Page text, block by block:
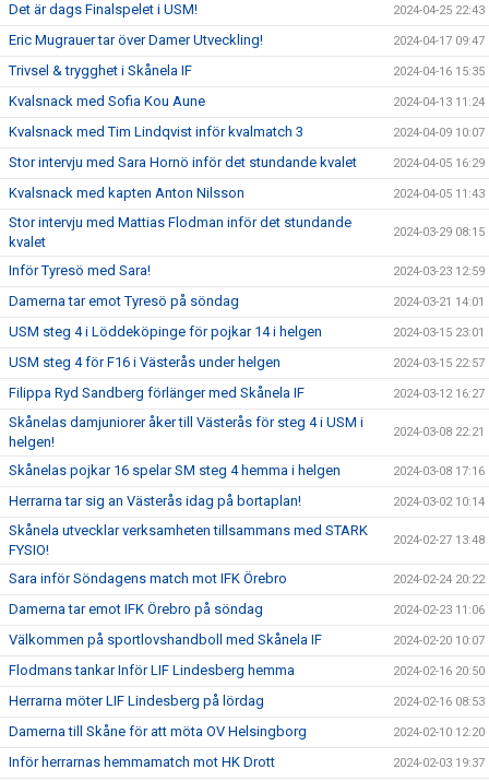
Det är dags Finalspelet i USM! 2024-04-25 22:43
Eric Mugrauer tar över Damer Utveckling! 2024-04-17 09:47
Trivsel & trygghet i Skånela IF 2024-04-16 15:35
Kvalsnack med Sofia Kou Aune 2024-04-13 11:24
Kvalsnack med Tim Lindqvist inför kvalmatch 3 2024-04-09 10:07
Stor intervju med Sara Hornö inför det stundande kvalet 2024-04-05 16:29
Kvalsnack med kapten Anton Nilsson 2024-04-05 11:43
Stor intervju med Mattias Flodman inför det stundande
kvalet
2024-03-29 08:15
Inför Tyresö med Sara! 2024-03-23 12:59
Damerna tar emot Tyresö på söndag 2024-03-21 14:01
USM steg 4 i Löddeköpinge för pojkar 14 i helgen 2024-03-15 23:01
USM steg 4 för F16 i Västerås under helgen 2024-03-15 22:57
Filippa Ryd Sandberg förlänger med Skånela IF 2024-03-12 16:27
Skånelas damjuniorer åker till Västerås för steg 4 i USM i
helgen!
2024-03-08 22:21
Skånelas pojkar 16 spelar SM steg 4 hemma i helgen 2024-03-08 17:16
Herrarna tar sig an Västerås idag på bortaplan! 2024-03-02 10:14
Skånela utvecklar verksamheten tillsammans med STARK
FYSIO!
2024-02-27 13:48
Sara inför Söndagens match mot IFK Örebro 2024-02-24 20:22
Damerna tar emot IFK Örebro på söndag 2024-02-23 11:06
Välkommen på sportlovshandboll med Skånela IF 2024-02-20 10:07
Flodmans tankar Inför LIF Lindesberg hemma 2024-02-16 20:50
Herrarna möter LIF Lindesberg på lördag 2024-02-16 08:53
Damerna till Skåne för att möta OV Helsingborg 2024-02-10 12:20
Inför herrarnas hemmamatch mot HK Drott 2024-02-03 19:37